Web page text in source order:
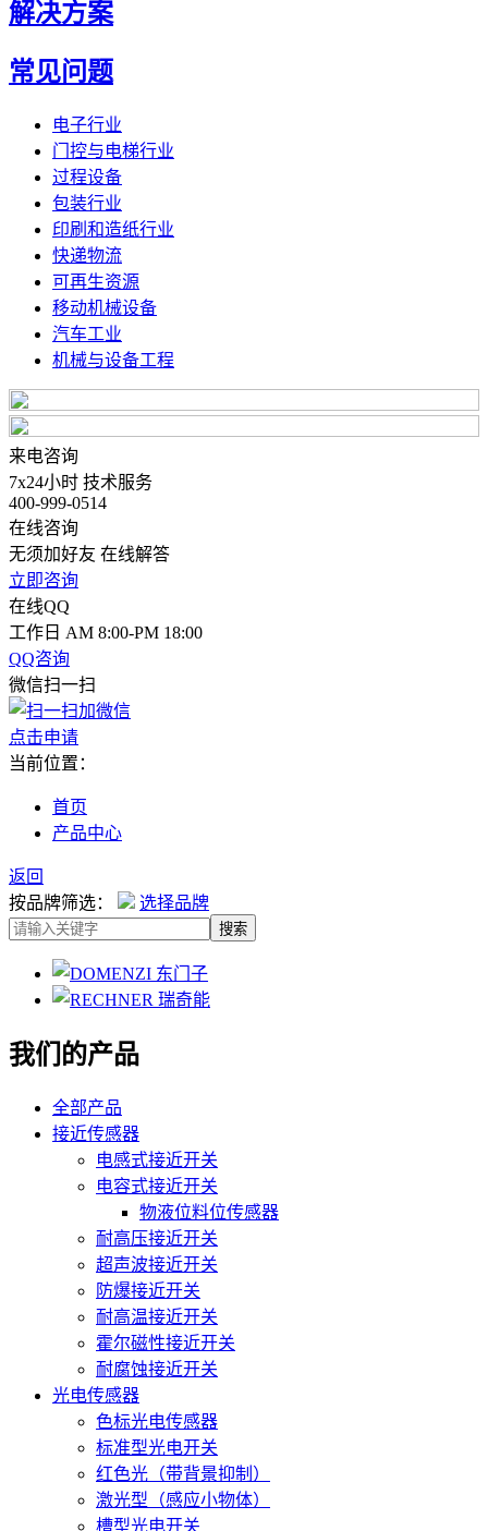
解决方案
常见问题
电子行业
门控与电梯行业
过程设备
包装行业
印刷和造纸行业
快递物流
可再生资源
移动机械设备
汽车工业
机械与设备工程
来电咨询
7x24小时 技术服务
400-999-0514
在线咨询
无须加好友 在线解答
立即咨询
在线QQ
工作日 AM 8:00-PM 18:00
QQ咨询
微信扫一扫
点击申请
当前位置：
首页
产品中心
返回
按品牌筛选：
选择品牌
搜索
我们的产品
全部产品
接近传感器
电感式接近开关
电容式接近开关
物液位料位传感器
耐高压接近开关
超声波接近开关
防爆接近开关
耐高温接近开关
霍尔磁性接近开关
耐腐蚀接近开关
光电传感器
色标光电传感器
标准型光电开关
红色光（带背景抑制）
激光型（感应小物体）
槽型光电开关